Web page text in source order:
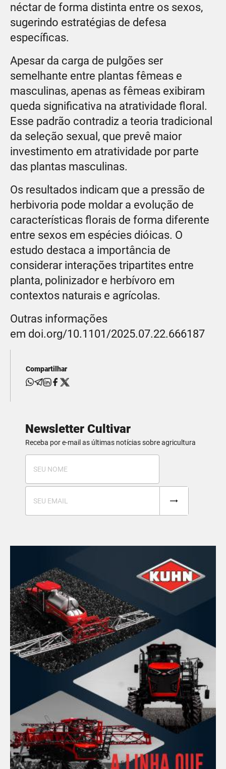
néctar de forma distinta entre os sexos,
sugerindo estratégias de defesa
específicas.
Apesar da carga de pulgões ser
semelhante entre plantas fêmeas e
masculinas, apenas as fêmeas exibiram
queda significativa na atratividade floral.
Esse padrão contradiz a teoria tradicional
da seleção sexual, que prevê maior
investimento em atratividade por parte
das plantas masculinas.
Os resultados indicam que a pressão de
herbivoria pode moldar a evolução de
características florais de forma diferente
entre sexos em espécies dióicas. O
estudo destaca a importância de
considerar interações tripartites entre
planta, polinizador e herbívoro em
contextos naturais e agrícolas.
Outras informações
em doi.org/10.1101/2025.07.22.666187
Compartilhar
Newsletter Cultivar
Receba por e-mail as últimas notícias sobre agricultura